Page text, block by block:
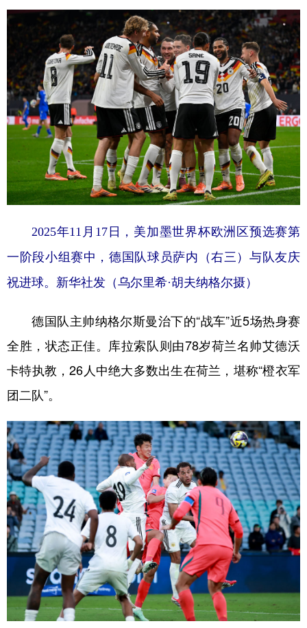
2025年11月17日，美加墨世界杯欧洲区预选赛第
一阶段小组赛中，德国队球员萨内（右三）与队友庆
祝进球。新华社发（乌尔里希·胡夫纳格尔摄）
德国队主帅纳格尔斯曼治下的“战车”近5场热身赛
全胜，状态正佳。库拉索队则由78岁荷兰名帅艾德沃
卡特执教，26人中绝大多数出生在荷兰，堪称“橙衣军
团二队”。